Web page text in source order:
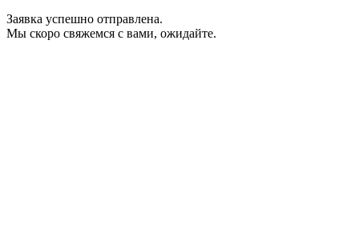
Заявка успешно отправлена.
Мы скоро свяжемся с вами, ожидайте.